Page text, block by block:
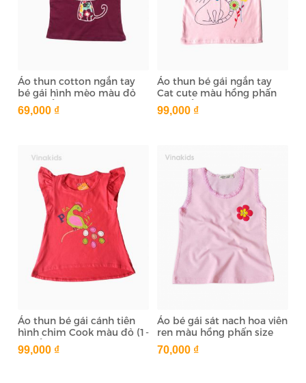
Áo thun cotton ngắn tay
bé gái hình mèo màu đỏ
(1-7 tuổi)
69,000 ₫
Áo thun bé gái ngắn tay
Cat cute màu hồng phấn
(1-6 tuổi)
99,000 ₫
Áo thun bé gái cánh tiên
hình chim Cook màu đỏ (1-
6 tuổi)
99,000 ₫
Áo bé gái sát nach hoa viên
ren màu hồng phấn size
nhí
70,000 ₫